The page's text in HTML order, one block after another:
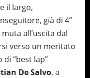
il largo,
già di 4”
all’uscita dal
verso un meritato
“best lap”
De Salvo, a